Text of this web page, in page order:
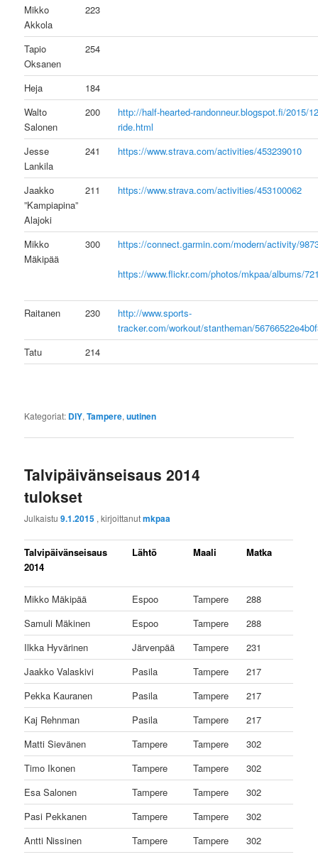
Mikko
Akkola
223
Tapio
Oksanen
254
Heja
184
Walto
Salonen
200
http://half-hearted-randonneur.blogspot.fi/2015/
ride.html
Jesse
Lankila
241 https://www.strava.com/activities/453239010
Jaakko
”Kampiapina”
Alajoki
211 https://www.strava.com/activities/453100062
Mikko
Mäkipää
300 https://connect.garmin.com/modern/activity/
https://www.flickr.com/photos/mkpaa/albums/
Raitanen 230
http://www.sports-
tracker.com/workout/stantheman/
Tatu
214
Kategoriat: DIY,Tampere,uutinen
Talvipäivänseisaus 2014
tulokset
Julkaistu9.1.2015 , kirjoittanutmkpaa
Talvipäivänseisaus
2014
Lähtö Maali Matka
Mikko Mäkipää Espoo Tampere
288
Samuli Mäkinen
Espoo Tampere
288
Ilkka Hyvärinen
Järvenpää Tampere
231
Jaakko Valaskivi
Pasila Tampere
217
Pekka Kauranen
Pasila Tampere
217
Kaj Rehnman
Pasila Tampere
217
Matti Sievänen
Tampere Tampere
302
Timo Ikonen
Tampere Tampere
302
Esa Salonen
Tampere Tampere
302
Pasi Pekkanen
Tampere Tampere
302
Antti Nissinen
Tampere Tampere
302